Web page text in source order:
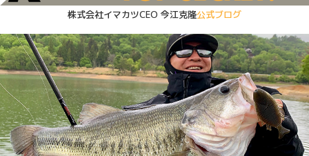
株式会社イマカツCEO 今江克隆公式ブログ